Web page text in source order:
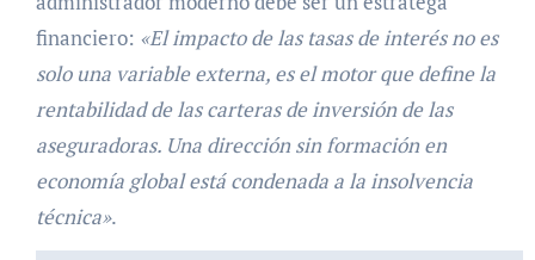
financiero: «El impacto de las tasas de interés no es
solo una variable externa, es el motor que define la
rentabilidad de las carteras de inversión de las
aseguradoras. Una dirección sin formación en
economía global está condenada a la insolvencia
técnica».